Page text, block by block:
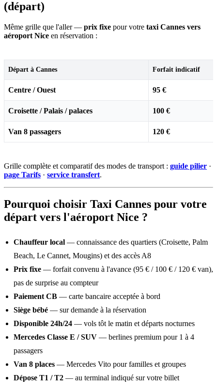
(départ)
Même grille que l'aller — prix fixe pour votre taxi Cannes vers
aéroport Nice en réservation :
Départ à Cannes Forfait indicatif
Centre / Ouest 95 €
Croisette / Palais / palaces 100 €
Van 8 passagers 120 €
Grille complète et comparatif des modes de transport : guide pilier ·
page Tarifs · service transfert.
Pourquoi choisir Taxi Cannes pour votre
départ vers l'aéroport Nice ?
Chauffeur local — connaissance des quartiers (Croisette, Palm
Beach, Le Cannet, Mougins) et des accès A8
Prix fixe — forfait convenu à l'avance (95 € / 100 € / 120 € van),
pas de surprise au compteur
Paiement CB — carte bancaire acceptée à bord
Siège bébé — sur demande à la réservation
Disponible 24h/24 — vols tôt le matin et départs nocturnes
Mercedes Classe E / SUV — berlines premium pour 1 à 4
passagers
Van 8 places — Mercedes Vito pour familles et groupes
Dépose T1 / T2 — au terminal indiqué sur votre billet